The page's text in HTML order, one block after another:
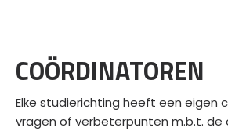
COÖRDINATOREN
Elke studierichting heeft een eigen
vragen of verbeterpunten m.b.t. de